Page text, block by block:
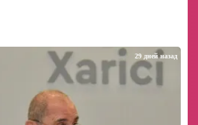
29 дней назад